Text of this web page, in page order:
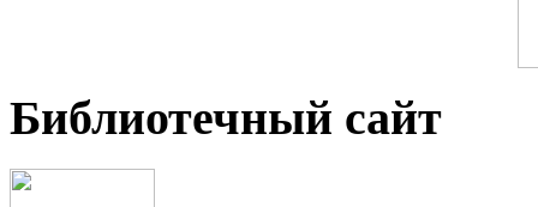
Библиотечный сайт